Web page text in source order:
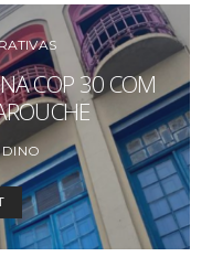
COP 30 COM
DINO